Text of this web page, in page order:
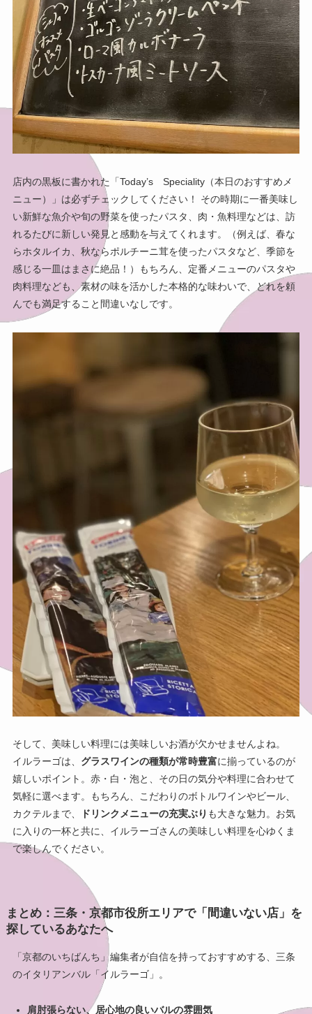
店内の黒板に書かれた「Today’s Speciality（本日のおすすめメ
ニュー）」は必ずチェックしてください！ その時期に一番美味し
い新鮮な魚介や旬の野菜を使ったパスタ、肉・魚料理などは、訪
れるたびに新しい発見と感動を与えてくれます。（例えば、春な
らホタルイカ、秋ならポルチーニ茸を使ったパスタなど、季節を
感じる一皿はまさに絶品！）もちろん、定番メニューのパスタや
肉料理なども、素材の味を活かした本格的な味わいで、どれを頼
んでも満足すること間違いなしです。
そして、美味しい料理には美味しいお酒が欠かせませんよね。
イルラーゴは、 グラスワインの種類が常時豊富に揃っているのが
嬉しいポイント。赤・白・泡と、その日の気分や料理に合わせて
気軽に選べます。もちろん、こだわりのボトルワインやビール、
カクテルまで、
ドリンクメニューの充実ぶり も大きな魅力。お気
に入りの一杯と共に、イルラーゴさんの美味しい料理を心ゆくま
で楽しんでください。
まとめ：三条・京都市役所エリアで「間違いない店」を
探しているあなたへ
「京都のいちばんち」編集者が自信を持っておすすめする、三条
のイタリアンバル「イルラーゴ」。
肩肘張らない、居心地の良いバルの雰囲気